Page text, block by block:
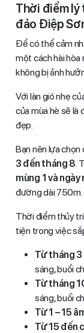
Thời điểm
đảo Điệp
Để có thể cảm
một cách hài hòa
không bị ảnh
Với làn gió nhẹ
của mùa hè sẽ
đẹp.
Bạn nên lựa
3 đến tháng 8 .
mùng 1 và ngày
đường dài 750m.
Thời điểm thủy
tiện trong việc
Từ tháng 3
sáng, buổi
Từ tháng
sáng, buổi
Từ 1 – 15
Từ 15 đến